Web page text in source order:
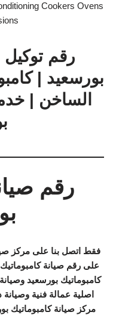
Cookers Ovens
رقم توكيل
بورسعيد |
الساخن |
رقم
فقط اتصل بنا على مركز
على رقم صيانة
كامبوماتيك بورسعيد
اصلية عمالة فنية
مركز صيانة كامبوماتيك